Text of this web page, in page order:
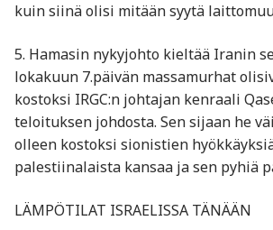
kuin siinä olisi mitään syytä
5. Hamasin nykyjohto kieltää Iranin
lokakuun 7.päivän massamurhat
kostoksi IRGC:n johtajan kenraali
teloituksen johdosta. Sen sijaan he
olleen kostoksi sionistien
palestiinalaista kansaa ja sen pyhiä
LÄMPÖTILAT ISRAELISSA TÄNÄÄN